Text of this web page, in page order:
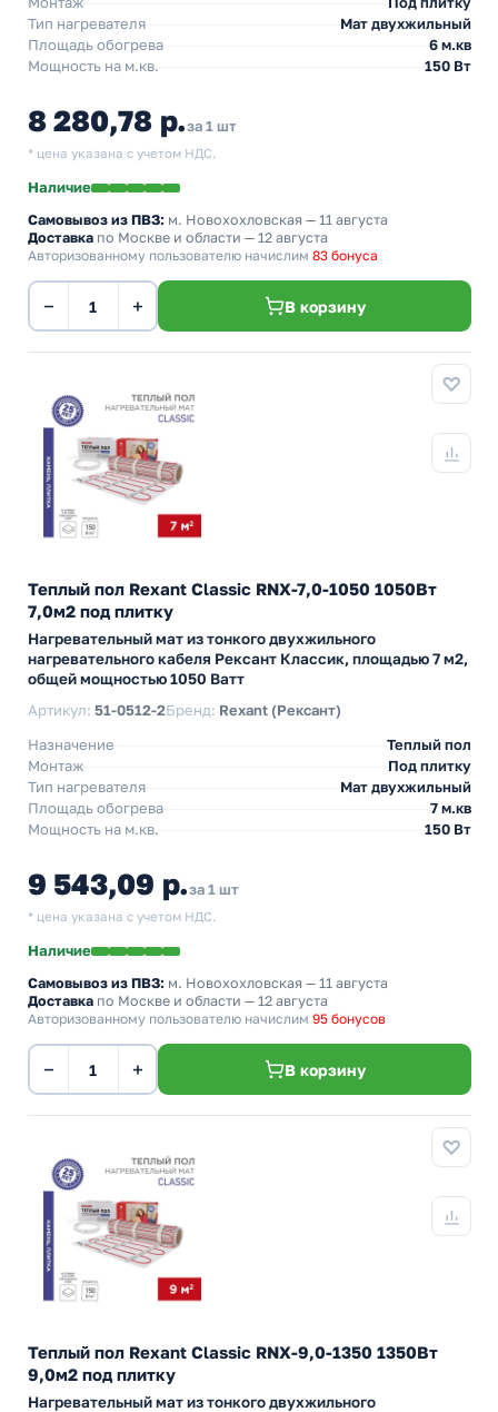
Тип нагревателя
Мат двухжильный
Площадь обогрева
6 м.кв
Мощность на м.кв.
150 Вт
8 280,78 р.за 1 шт
* цена указана с учетом НДС.
Наличие
Самовывоз из ПВЗ: м. Новохохловская — 11 августа
Доставка по Москве и области — 12 августа
Авторизованному пользователю начислим 83 бонуса
− + В корзину
Теплый пол Rexant Classic RNX-7,0-1050 1050Вт
7,0м2 под плитку
Нагревательный мат из тонкого двухжильного
нагревательного кабеля Рексант Классик, площадью 7 м2,
общей мощностью 1050 Ватт
Артикул: 51-0512-2Бренд: Rexant (Рексант)
Назначение
Теплый пол
Монтаж
Под плитку
Тип нагревателя
Мат двухжильный
Площадь обогрева
7 м.кв
Мощность на м.кв.
150 Вт
9 543,09 р.за 1 шт
* цена указана с учетом НДС.
Наличие
Самовывоз из ПВЗ: м. Новохохловская — 11 августа
Доставка по Москве и области — 12 августа
Авторизованному пользователю начислим 95 бонусов
− + В корзину
Теплый пол Rexant Classic RNX-9,0-1350 1350Вт
9,0м2 под плитку
Нагревательный мат из тонкого двухжильного